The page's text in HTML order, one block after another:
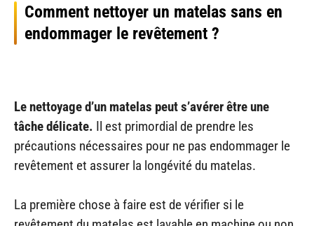
Comment nettoyer un matelas sans en
endommager le revêtement ?
Le nettoyage d’un matelas peut s’avérer être une
tâche délicate. Il est primordial de prendre les
précautions nécessaires pour ne pas endommager le
revêtement et assurer la longévité du matelas.
La première chose à faire est de vérifier si le